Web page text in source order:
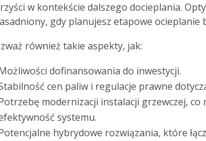
w kontekście dalszego docieplania.
gdy planujesz etapowe ocieplanie
również takie aspekty, jak:
dofinansowania do inwestycji.
cen paliw i regulacje prawne
modernizacji instalacji grzewczej, co
systemu.
hybrydowe rozwiązania, które